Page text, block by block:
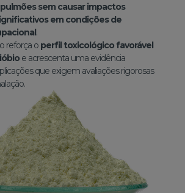
sem causar impactos
em condições de
.
reforça o perfil toxicológico favorável
e acrescenta uma evidência
que exigem avaliações rigorosas